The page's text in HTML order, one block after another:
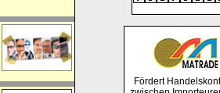
Fördert